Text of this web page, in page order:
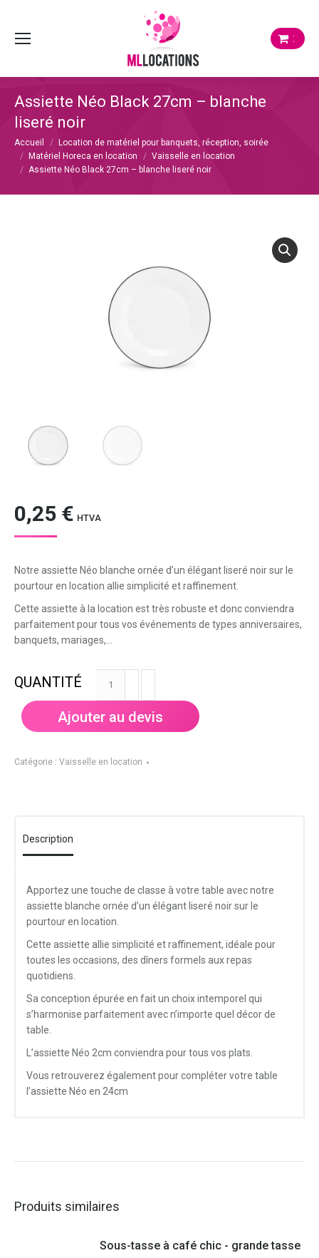
:
Assiette Néo Black 27cm – blanche
liseré noir
Vous êtes ici :
Accueil
Location de matériel pour banquets, réception, soirée
Matériel Horeca en location
Vaisselle en location
Assiette Néo Black 27cm – blanche liseré noir
0,25 € HTVA
Notre assiette Néo blanche ornée d’un élégant liseré noir sur le
pourtour en location allie simplicité et raffinement.
Cette assiette à la location est très robuste et donc conviendra
parfaitement pour tous vos événements de types anniversaires,
banquets, mariages,…
Néo
Ajouter au devis
Catégorie : Vaisselle en location
Description
Apportez une touche de classe à votre table avec notre
assiette blanche ornée d’un élégant liseré noir sur le
pourtour en location.
Cette assiette allie simplicité et raffinement, idéale pour
toutes les occasions, des dîners formels aux repas
quotidiens.
Sa conception épurée en fait un choix intemporel qui
s’harmonise parfaitement avec n’importe quel décor de
table.
L’assiette Néo 2cm conviendra pour tous vos plats.
Vous retrouverez également pour compléter votre table
l’assiette Néo en 24cm
Produits similaires
Sous-tasse à café chic - grande tasse